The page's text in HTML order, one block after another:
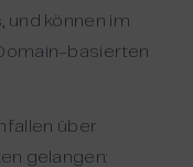
und können im
basierten
über
gelangen: